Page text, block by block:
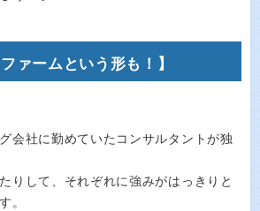
ァームという形も！】
会社に勤めていたコンサルタントが独
りして、それぞれに強みがはっきりと
。